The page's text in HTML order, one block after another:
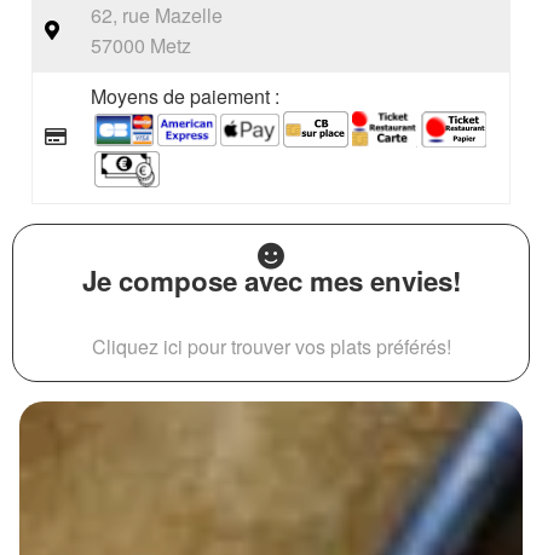
62, rue Mazelle
57000 Metz
Moyens de paiement :
Je compose avec mes envies!
Cliquez ici pour trouver vos plats préférés!